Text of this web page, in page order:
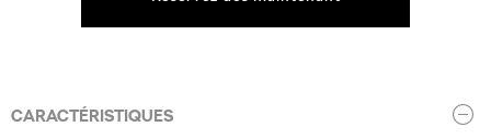
CARACTÉRISTIQUES